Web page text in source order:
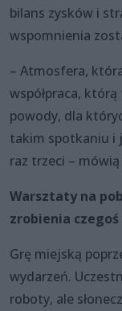
bilans zysków i
wspomnienia
– Atmosfera,
współpraca,
powody, dla
takim spotkaniu i
raz trzeci –
Warsztaty na
zrobienia
Grę miejską
wydarzeń.
roboty, ale